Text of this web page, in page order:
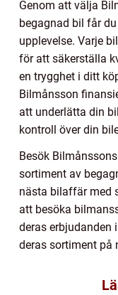
Genom att välja
begagnad bil får
upplevelse. Varje
för att säkerställa
en trygghet i ditt
Bilmånsson
att underlätta din
kontroll över din
Besök
sortiment av
nästa bilaffär med
att besöka
deras erbjudanden
deras sortiment på